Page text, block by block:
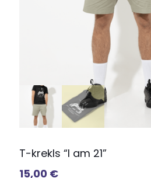
T-krekls “I am 21”
15,00 €